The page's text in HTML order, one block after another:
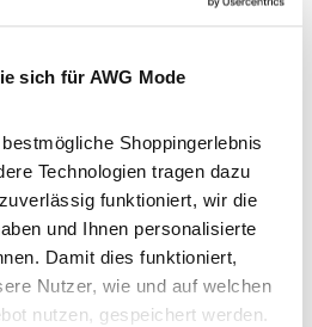
sich für AWG Mode
Shoppingerlebnis
Technologien tragen dazu
funktioniert, wir die
und Ihnen personalisierte
Damit dies funktioniert,
Nutzer, wie und auf welchen
nutzen, gespeichert werden.
HERO by John Medoox
34,99 € 49,95 €
-29%
Southern Territory
Herren Weste im Materialmix